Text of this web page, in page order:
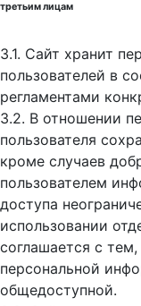
третьим лицам
3.1. Сайт хранит
пользователей в
регламентами
3.2. В отношении
пользователя
кроме случаев
пользователем
доступа
использовании
соглашается с
персональной
общедоступной.